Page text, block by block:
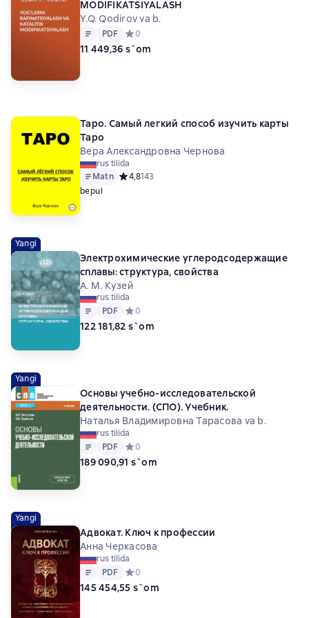
MODIFIKATSIYALASH
Y.Q. Qodirov va b.
Matn PDF
PDF Средний рейтинг 0 на основе 0 оценок
0
11 449,36 s`om
Таро. Самый легкий способ изучить карты
Таро
Вера Александровна Чернова
rus tilida
Matn Средний рейтинг 4,8 на основе 143 оценок
4,8143
bepul
Yangi
Электрохимические углеродсодержащие
сплавы: структура, свойства
А. М. Кузей
rus tilida
Matn
PDF
PDF Средний рейтинг 0 на основе 0 оценок
0
122 181,82 s`om
Yangi
Основы учебно-исследовательской
деятельности. (СПО). Учебник.
Наталья Владимировна Тарасова va b.
rus tilida
Matn
PDF
PDF Средний рейтинг 0 на основе 0 оценок
0
189 090,91 s`om
Yangi
Адвокат. Ключ к профессии
Анна Черкасова
rus tilida
Matn
PDF
PDF Средний рейтинг 0 на основе 0 оценок
0
145 454,55 s`om